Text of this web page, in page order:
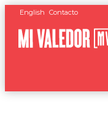
English Contacto